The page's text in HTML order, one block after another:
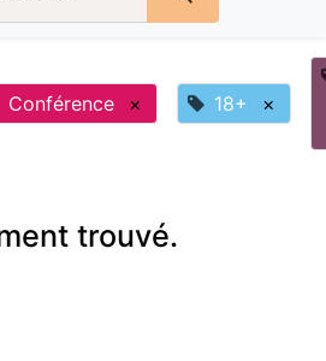
Conférence × 18+ ×
trouvé.